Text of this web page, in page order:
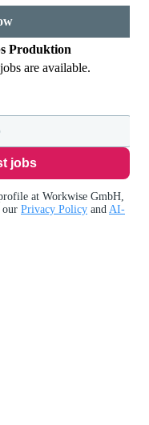
Produktion
are available.
jobs
at Workwise GmbH,
our Privacy Policy and AI-